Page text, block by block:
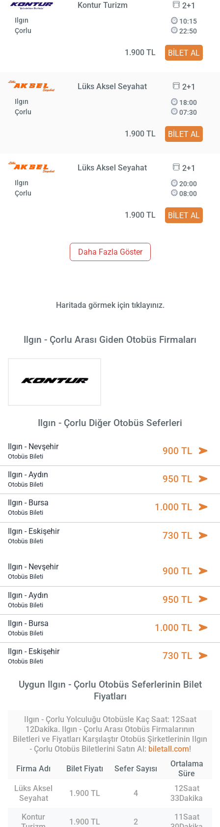
Kontur Turizm 2+1
Ilgın
Çorlu
10:15
22:50
1.900 TL BİLET AL
Lüks Aksel Seyahat 2+1
Ilgın
Çorlu
18:00
07:30
1.900 TL BİLET AL
Lüks Aksel Seyahat 2+1
Ilgın
Çorlu
20:00
08:00
1.900 TL BİLET AL
Daha Fazla Göster
Haritada görmek için tıklayınız.
Ilgın - Çorlu Arası Giden Otobüs Firmaları
Ilgın - Çorlu Diğer Otobüs Seferleri
Ilgın - Nevşehir
Otobüs Bileti 900 TL
Ilgın - Aydın
Otobüs Bileti 950 TL
Ilgın - Bursa
Otobüs Bileti 1.000 TL
Ilgın - Eskişehir
Otobüs Bileti 730 TL
Ilgın - Nevşehir
Otobüs Bileti 900 TL
Ilgın - Aydın
Otobüs Bileti 950 TL
Ilgın - Bursa
Otobüs Bileti 1.000 TL
Ilgın - Eskişehir
Otobüs Bileti 730 TL
Uygun Ilgın - Çorlu Otobüs Seferlerinin Bilet
Fiyatları
Ilgın - Çorlu Yolculuğu Otobüsle Kaç Saat: 12Saat
12Dakika. Ilgın - Çorlu Arası Otobüs Firmalarının
Biletleri ve Fiyatları Karşılaştır Otobüs Şirketlerinin Ilgın
- Çorlu Otobüs Biletlerini Satın Al: biletall.com!
Firma Adı Bilet Fiyatı Sefer Sayısı
Ortalama
Süre
Lüks Aksel
Seyahat
1.900 TL 4
12Saat
33Dakika
Kontur
1.900 TL 2
11Saat